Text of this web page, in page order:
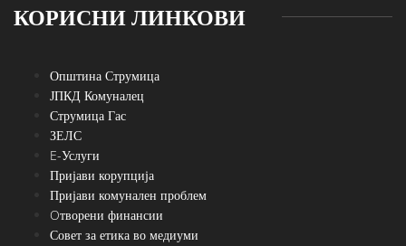
КОРИСНИ ЛИНКОВИ
Општина Струмица
ЈПКД Комуналец
Струмица Гас
ЗЕЛС
E-Услуги
Пријави корупција
Пријави комунален проблем
Oтворени финансии
Совет за етика во медиуми